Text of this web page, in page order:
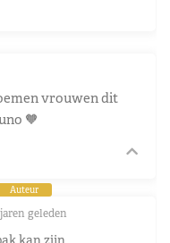
vrouwen dit
🧡
Auteur
geleden